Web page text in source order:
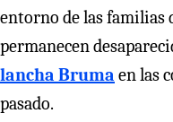
entorno de las familias
permanecen
lancha Bruma en las
pasado.